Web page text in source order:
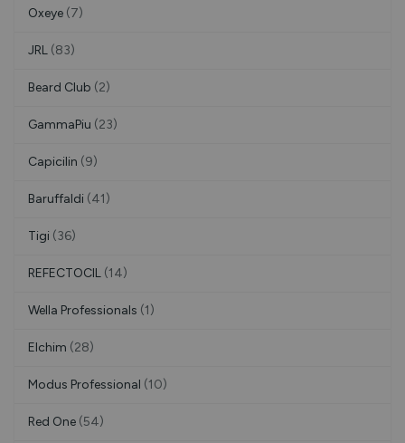
Oxeye (7)
JRL (83)
Beard Club (2)
GammaPiu (23)
Capicilin (9)
Baruffaldi (41)
Tigi (36)
REFECTOCIL (14)
Wella Professionals (1)
Elchim (28)
Modus Professional (10)
Red One (54)